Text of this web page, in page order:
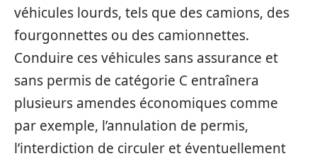
véhicules lourds, tels que des camions, des
fourgonnettes ou des camionnettes.
Conduire ces véhicules sans assurance et
sans permis de catégorie C entraînera
plusieurs amendes économiques comme
par exemple, l’annulation de permis,
l’interdiction de circuler et éventuellement